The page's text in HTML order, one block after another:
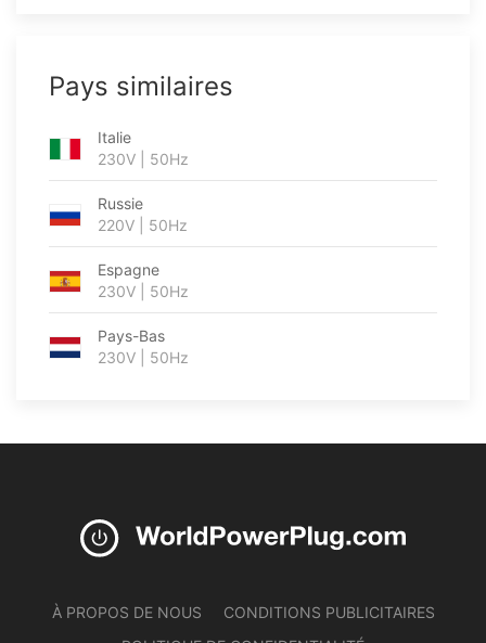
Pays similaires
Italie
230V | 50Hz
Russie
220V | 50Hz
Espagne
230V | 50Hz
Pays-Bas
230V | 50Hz
À PROPOS DE NOUS
CONDITIONS PUBLICITAIRES